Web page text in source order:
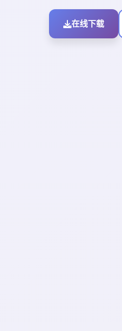
在线下载